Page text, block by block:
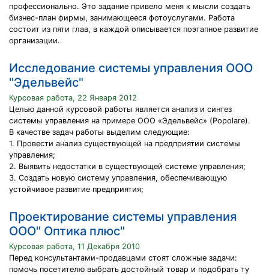
профессионально. Это задание привело меня к мысли создать
бизнес-план фирмы, занимающееся фотоуслугами. Работа
состоит из пяти глав, в каждой описывается поэтапное развитие
организации.
Исследование системы управления ООО
"Эдельвейс"
Курсовая работа, 22 Января 2012
Целью данной курсовой работы является анализ и синтез
системы управления на примере ООО «Эдельвейс» (Popolare).
В качестве задач работы выделим следующие:
1. Провести анализ существующей на предприятии системы
управления;
2. Выявить недостатки в существующей системе управления;
3. Создать новую систему управления, обеспечивающую
устойчивое развитие предприятия;
Проектирование системы управления
ООО" Оптика плюс"
Курсовая работа, 11 Декабря 2010
Перед консультантами-продавцами стоят сложные задачи:
помочь посетителю выбрать достойный товар и подобрать ту